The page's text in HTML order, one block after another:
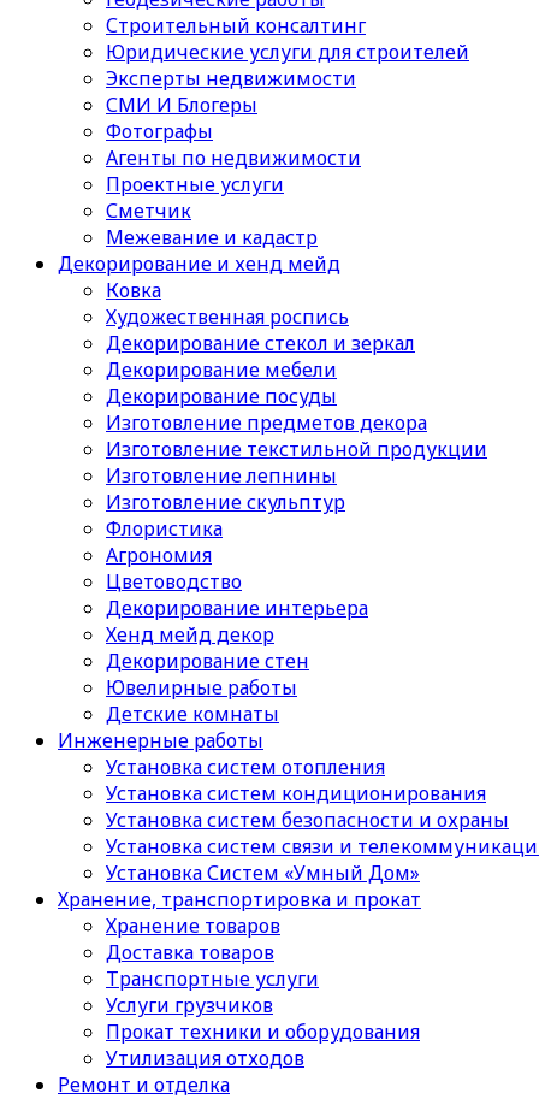
Строительный консалтинг
Юридические услуги для строителей
Эксперты недвижимости
СМИ И Блогеры
Фотографы
Агенты по недвижимости
Проектные услуги
Сметчик
Межевание и кадастр
Декорирование и хенд мейд
Ковка
Художественная роспись
Декорирование стекол и зеркал
Декорирование мебели
Декорирование посуды
Изготовление предметов декора
Изготовление текстильной продукции
Изготовление лепнины
Изготовление скульптур
Флористика
Агрономия
Цветоводство
Декорирование интерьера
Хенд мейд декор
Декорирование стен
Ювелирные работы
Детские комнаты
Инженерные работы
Установка систем отопления
Установка систем кондиционирования
Установка систем безопасности и охраны
Установка систем связи и
Установка Систем «Умный Дом»
Хранение, транспортировка и прокат
Хранение товаров
Доставка товаров
Транспортные услуги
Услуги грузчиков
Прокат техники и оборудования
Утилизация отходов
Ремонт и отделка